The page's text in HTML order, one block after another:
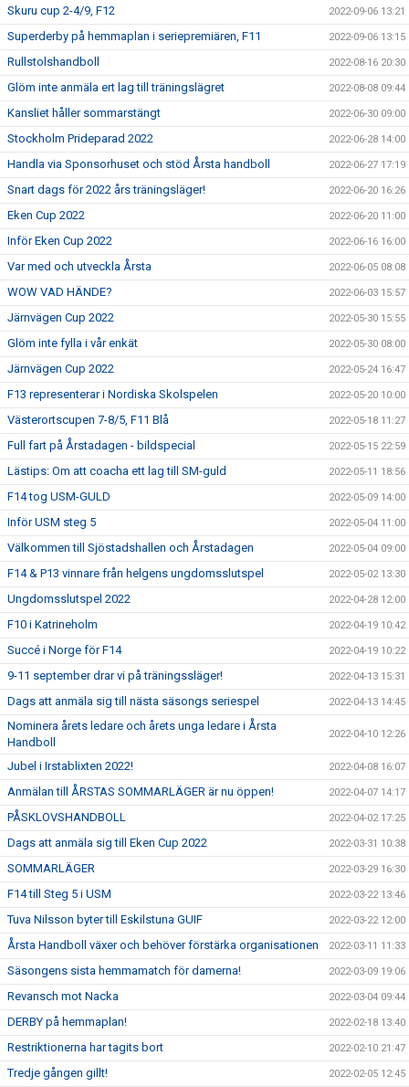
Skuru cup 2-4/9, F12 2022-09-06 13:21
Superderby på hemmaplan i seriepremiären, F11 2022-09-06 13:15
Rullstolshandboll 2022-08-16 20:30
Glöm inte anmäla ert lag till träningslägret 2022-08-08 09:44
Kansliet håller sommarstängt 2022-06-30 09:00
Stockholm Prideparad 2022 2022-06-28 14:00
Handla via Sponsorhuset och stöd Årsta handboll 2022-06-27 17:19
Snart dags för 2022 års träningsläger! 2022-06-20 16:26
Eken Cup 2022 2022-06-20 11:00
Inför Eken Cup 2022 2022-06-16 16:00
Var med och utveckla Årsta 2022-06-05 08:08
WOW VAD HÄNDE? 2022-06-03 15:57
Järnvägen Cup 2022 2022-05-30 15:55
Glöm inte fylla i vår enkät 2022-05-30 08:00
Järnvägen Cup 2022 2022-05-24 16:47
F13 representerar i Nordiska Skolspelen 2022-05-20 10:00
Västerortscupen 7-8/5, F11 Blå 2022-05-18 11:27
Full fart på Årstadagen - bildspecial 2022-05-15 22:59
Lästips: Om att coacha ett lag till SM-guld 2022-05-11 18:56
F14 tog USM-GULD 2022-05-09 14:00
Inför USM steg 5 2022-05-04 11:00
Välkommen till Sjöstadshallen och Årstadagen 2022-05-04 09:00
F14 & P13 vinnare från helgens ungdomsslutspel 2022-05-02 13:30
Ungdomsslutspel 2022 2022-04-28 12:00
F10 i Katrineholm 2022-04-19 10:42
Succé i Norge för F14 2022-04-19 10:22
9-11 september drar vi på träningssläger! 2022-04-13 15:31
Dags att anmäla sig till nästa säsongs seriespel 2022-04-13 14:45
Nominera årets ledare och årets unga ledare i Årsta
Handboll
2022-04-10 12:26
Jubel i Irstablixten 2022! 2022-04-08 16:07
Anmälan till ÅRSTAS SOMMARLÄGER är nu öppen! 2022-04-07 14:17
PÅSKLOVSHANDBOLL 2022-04-02 17:25
Dags att anmäla sig till Eken Cup 2022 2022-03-31 10:38
SOMMARLÄGER 2022-03-29 16:30
F14 till Steg 5 i USM 2022-03-22 13:46
Tuva Nilsson byter till Eskilstuna GUIF 2022-03-22 12:00
Årsta Handboll växer och behöver förstärka organisationen 2022-03-11 11:33
Säsongens sista hemmamatch för damerna! 2022-03-09 19:06
Revansch mot Nacka 2022-03-04 09:44
DERBY på hemmaplan! 2022-02-18 13:40
Restriktionerna har tagits bort 2022-02-10 21:47
Tredje gången gillt! 2022-02-05 12:45